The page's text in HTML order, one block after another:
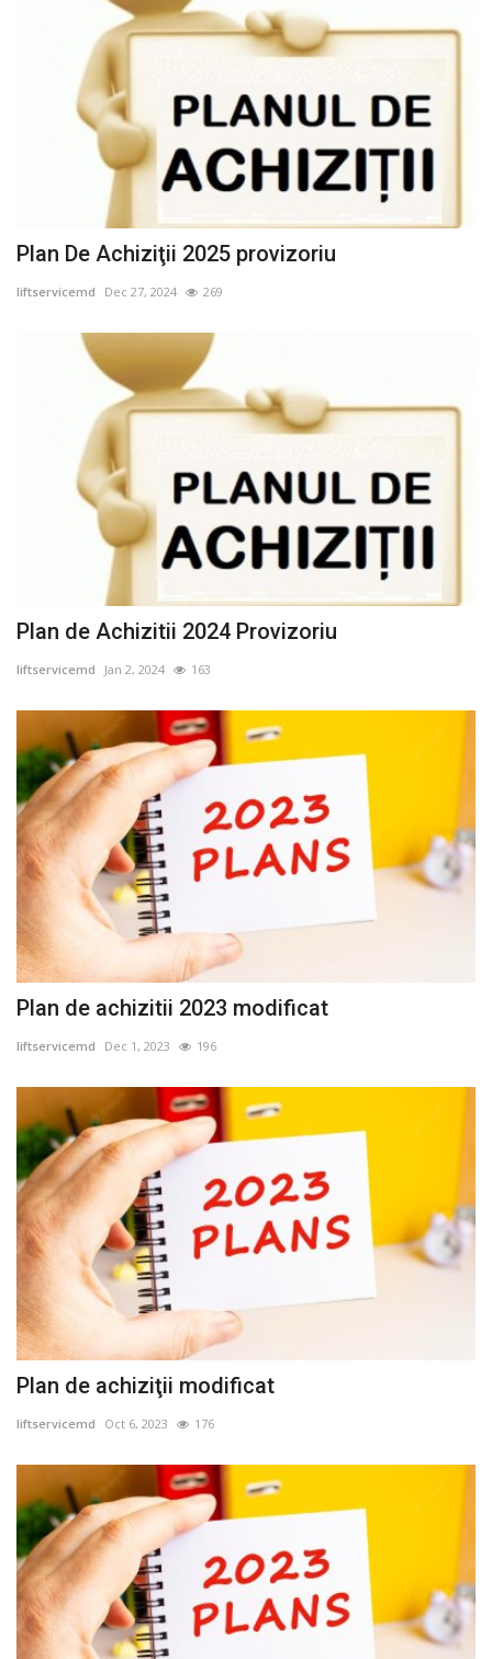
Plan De Achiziţii 2025 provizoriu
liftservicemd Dec 27, 2024 269
Plan de Achizitii 2024 Provizoriu
liftservicemd Jan 2, 2024 163
Plan de achizitii 2023 modificat
liftservicemd Dec 1, 2023 196
Plan de achiziţii modificat
liftservicemd Oct 6, 2023 176